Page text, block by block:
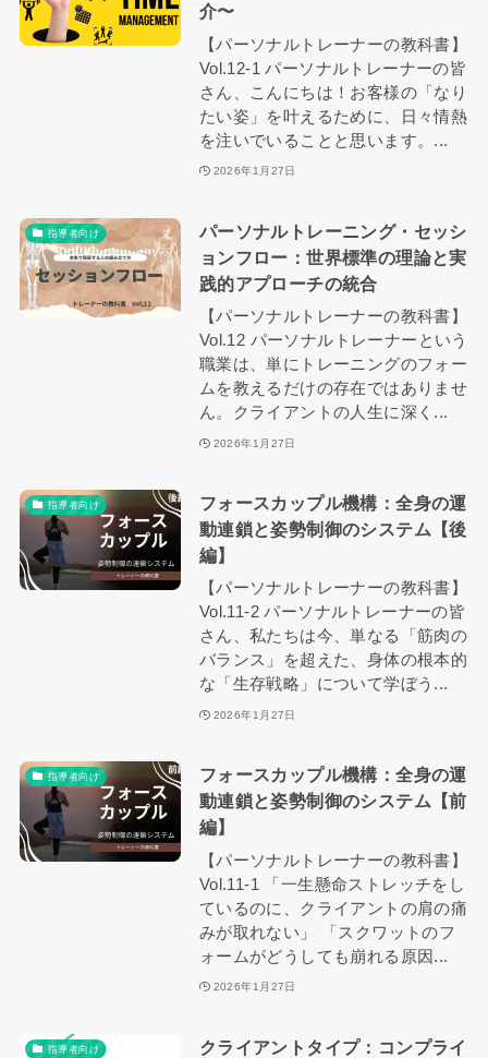
介〜
【パーソナルトレーナーの教科書】
Vol.12-1 パーソナルトレーナーの皆
さん、こんにちは！お客様の「なり
たい姿」を叶えるために、日々情熱
を注いでいることと思います。...
2026年1月27日
指導者向け
パーソナルトレーニング・セッシ
ョンフロー：世界標準の理論と実
践的アプローチの統合
【パーソナルトレーナーの教科書】
Vol.12 パーソナルトレーナーという
職業は、単にトレーニングのフォー
ムを教えるだけの存在ではありませ
ん。クライアントの人生に深く...
2026年1月27日
指導者向け
フォースカップル機構：全身の運
動連鎖と姿勢制御のシステム【後
編】
【パーソナルトレーナーの教科書】
Vol.11-2 パーソナルトレーナーの皆
さん、私たちは今、単なる「筋肉の
バランス」を超えた、身体の根本的
な「生存戦略」について学ぼう...
2026年1月27日
指導者向け
フォースカップル機構：全身の運
動連鎖と姿勢制御のシステム【前
編】
【パーソナルトレーナーの教科書】
Vol.11-1 「一生懸命ストレッチをし
ているのに、クライアントの肩の痛
みが取れない」 「スクワットのフ
ォームがどうしても崩れる原因...
2026年1月27日
指導者向け
クライアントタイプ：コンプライ